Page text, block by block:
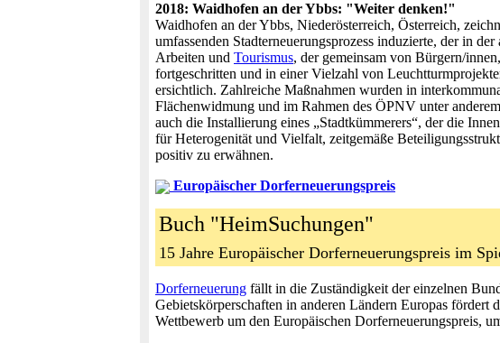
2018: Waidhofen an der Ybbs: "Weiter denken!"
Waidhofen an der Ybbs, Niederösterreich, Österreich,
umfassenden Stadterneuerungsprozess induzierte, der in
Arbeiten und Tourismus, der gemeinsam von Bürgern/
fortgeschritten und in einer Vielzahl von
ersichtlich. Zahlreiche Maßnahmen wurden in
Flächenwidmung und im Rahmen des ÖPNV unter
auch die Installierung eines „Stadtkümmerers“, der die
für Heterogenität und Vielfalt, zeitgemäße
positiv zu erwähnen.
Europäischer Dorferneuerungspreis
Buch "HeimSuchungen"
15 Jahre Europäischer Dorferneuerungspreis im
Dorferneuerung fällt in die Zuständigkeit der einzelnen
Gebietskörperschaften in anderen Ländern Europas
Wettbewerb um den Europäischen Dorferneuerungspreis,